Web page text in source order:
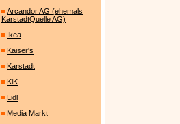
Arcandor AG (ehemals
KarstadtQuelle AG)
Ikea
Kaiser's
Karstadt
KiK
Lidl
Media Markt